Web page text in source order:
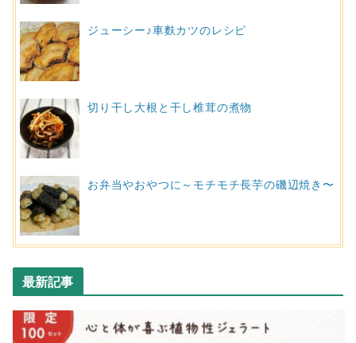
ジューシー♪車麩カツのレシピ
切り干し大根と干し椎茸の煮物
お弁当やおやつに～モチモチ長芋の磯辺焼き〜
最新記事